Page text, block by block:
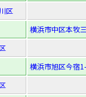
区
横浜市中区本牧
横浜市旭区今宿